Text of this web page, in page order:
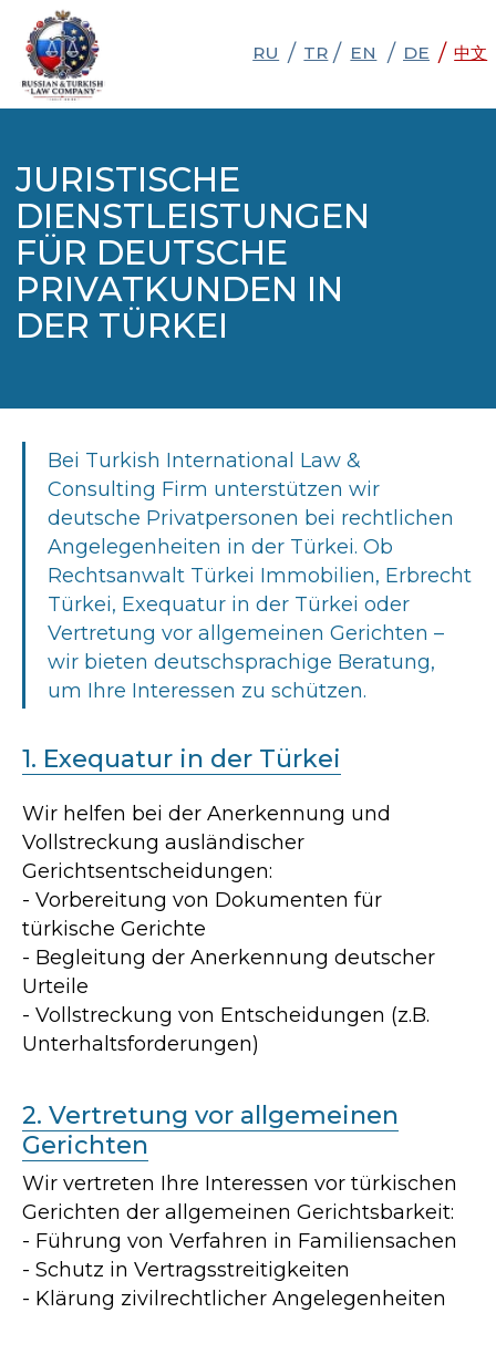
中文
DE 中文
DE
FÜR DEUTSCHE
PRIVATKUNDEN IN
DER TÜRKEI
Bei Turkish International Law &
Consulting Firm unterstützen wir
deutsche Privatpersonen bei rechtlichen
Angelegenheiten in der Türkei. Ob
Rechtsanwalt Türkei Immobilien, Erbrecht
Türkei, Exequatur in der Türkei oder
Vertretung vor allgemeinen Gerichten –
wir bieten deutschsprachige Beratung,
um Ihre Interessen zu schützen.
1. Exequatur in der Türkei
Wir helfen bei der Anerkennung und
Vollstreckung ausländischer
Gerichtsentscheidungen:
- Vorbereitung von Dokumenten für
türkische Gerichte
- Begleitung der Anerkennung deutscher
Urteile
- Vollstreckung von Entscheidungen (z.B.
Unterhaltsforderungen)
2. Vertretung vor allgemeinen
Gerichten
Wir vertreten Ihre Interessen vor türkischen
Gerichten der allgemeinen Gerichtsbarkeit:
- Führung von Verfahren in Familiensachen
- Schutz in Vertragsstreitigkeiten
- Klärung zivilrechtlicher Angelegenheiten